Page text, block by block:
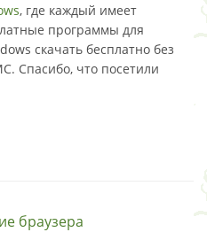
, где каждый имеет
программы для
скачать бесплатно без
Спасибо, что посетили
браузера